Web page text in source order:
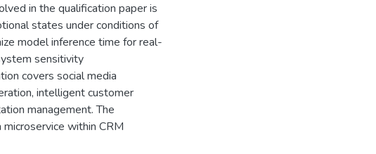
in the qualification paper is
states under conditions of
model inference time for real-
sensitivity
covers social media
intelligent customer
management. The
within CRM